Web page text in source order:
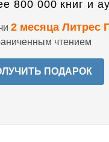
800 000 книг и
2 месяца Литрес
чтением
ПОДАРОК